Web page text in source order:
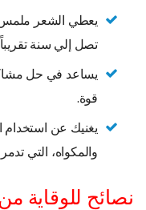
يعطي الشعر ملمس
تصل إلي سنة
يساعد في حل
قوة.
يغنيك عن استخدام
والمكواه، التي
نصائح للوقاية